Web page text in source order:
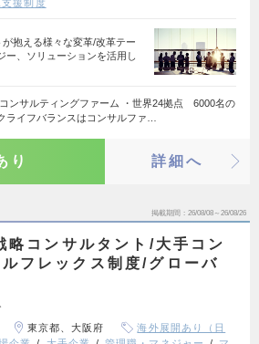
支援制度
抱える様々な変革/改革テー
ー、ソリューションを活用し
コンサルティングファーム ・世界24拠点 6000名の
ライフバランスはコンサルファ…
り 詳細へ
掲載期間 26/08/08～26/08/26
略コンサルタント/大手コン
フレックス制度/グローバ
東京都、大阪府
海外展開あり（日